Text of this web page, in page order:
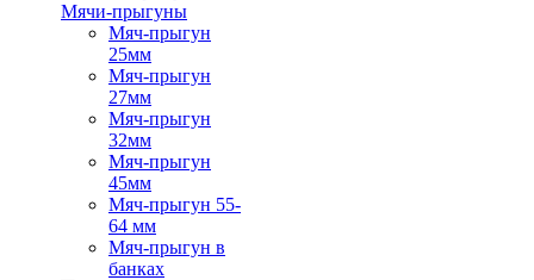
Мячи-прыгуны
Мяч-прыгун
25мм
Мяч-прыгун
27мм
Мяч-прыгун
32мм
Мяч-прыгун
45мм
Мяч-прыгун 55-
64 мм
Мяч-прыгун в
банках